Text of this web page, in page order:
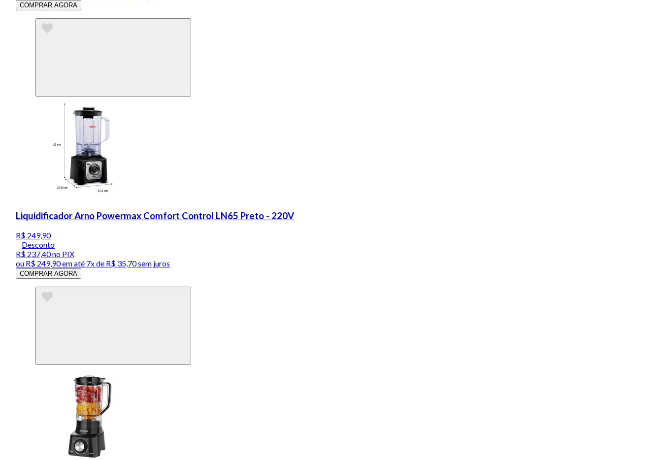
COMPRAR AGORA
Liquidificador Arno Powermax Comfort Control LN65 Preto - 220V
R$ 249,90
Desconto
R$ 237,40no PIX
ou R$ 249,90em até 7x de R$ 35,70 sem juros
COMPRAR AGORA